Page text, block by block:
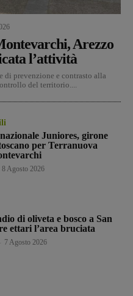
Arezzo
l’attività
di prevenzione e contrasto alla
del territorio....
Juniores, girone
per Terranuova
8 Agosto 2026
di oliveta e bosco a San
ettari l’area bruciata
7 Agosto 2026